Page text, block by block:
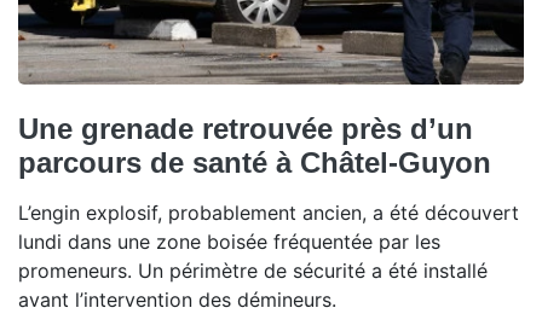
Une grenade retrouvée près d’un
parcours de santé à Châtel-Guyon
L’engin explosif, probablement ancien, a été découvert
lundi dans une zone boisée fréquentée par les
promeneurs. Un périmètre de sécurité a été installé
avant l’intervention des démineurs.